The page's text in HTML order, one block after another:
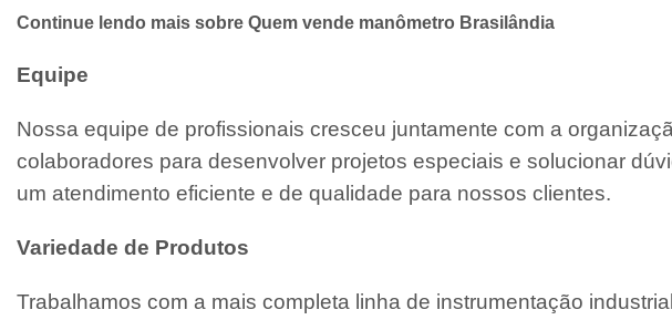
Continue lendo mais sobre Quem vende manômetro Brasilândia
Equipe
Nossa equipe de profissionais cresceu juntamente com a
colaboradores para desenvolver projetos especiais e solucionar
um atendimento eficiente e de qualidade para nossos clientes.
Variedade de Produtos
Trabalhamos com a mais completa linha de instrumentação